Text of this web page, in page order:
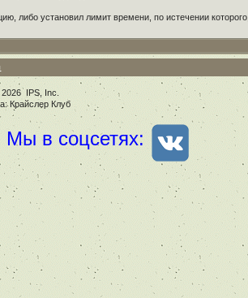
либо установил лимит времени, по истечении
IPS, Inc
Крайслер Клуб
Мы в соцсетях: